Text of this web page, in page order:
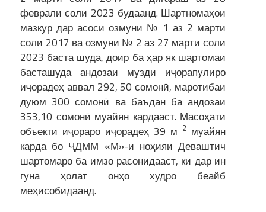
феврали соли 2023 будаанд. Шартномаҳои
мазкур дар асоси озмуни № 1 аз 2 марти
соли 2017 ва озмуни № 2 аз 27 марти соли
2023 баста шуда, доир ба ҳар як шартомаи
басташуда андозаи музди иҷорапулиро
иҷорадеҳ аввал 292, 50 сомонӣ, маротибаи
дуюм 300 сомонӣ ва баъдан ба андозаи
353,10 сомонӣ муайян кардааст. Масоҳати
объекти иҷораро иҷорадеҳ 39 м 2 муайян
карда бо ҶДММ «М»-и ноҳияи Деваштич
шартомаро ба имзо расонидааст, ки дар ин
гуна ҳолат онҳо худро беайб
меҳисобидаанд.